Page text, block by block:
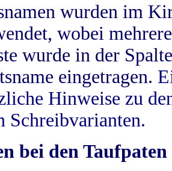
wurden im
wobei
wurde in der
eingetragen.
Hinweise zu
Schreibvarianten.
bei den Taufpaten